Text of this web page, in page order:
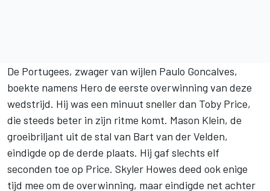
De Portugees, zwager van wijlen Paulo Goncalves,
boekte namens Hero de eerste overwinning van deze
wedstrijd. Hij was een minuut sneller dan Toby Price,
die steeds beter in zijn ritme komt. Mason Klein, de
groeibriljant uit de stal van Bart van der Velden,
eindigde op de derde plaats. Hij gaf slechts elf
seconden toe op Price. Skyler Howes deed ook enige
tijd mee om de overwinning, maar eindigde net achter